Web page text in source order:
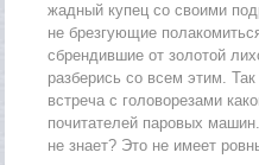
жадный купец со своими
не брезгующие
сбрендившие от золотой
разберись со всем этим.
встреча с головорезами
почитателей паровых
не знает? Это не имеет